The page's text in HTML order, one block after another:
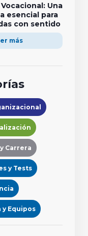
Una
esencial para
con sentido
más
Carrera
y Tests
y Equipos